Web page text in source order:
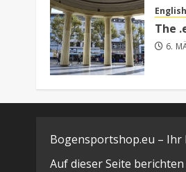
English
The
6.
Bogensportshop.eu – Ihr
Auf dieser Seite